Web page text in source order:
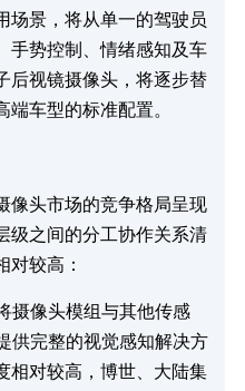
景，将从单一的驾驶员
手势控制、情绪感知及车
后视镜摄像头，将逐步替
车型的标准配置。
像头市场的竞争格局呈现
级之间的分工协作关系清
对较高：​
摄像头模组与其他传感
供完整的视觉感知解决方
对较高，博世、大陆集